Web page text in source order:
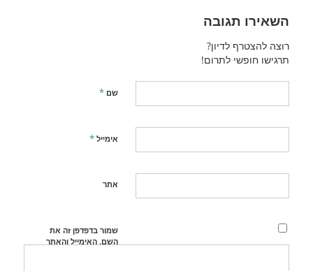
השאירו תגובה
רוצה להצטרף לדיון?
תרגישו חופשי לתרום!
שם *
אימייל *
אתר
שמור בדפדפן זה את
השם, האימייל והאתר